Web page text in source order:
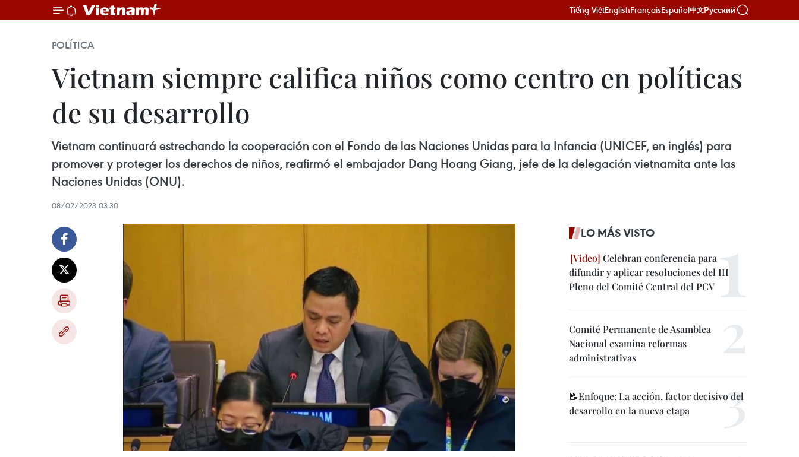
Tiếng ViệtEnglishFrançaisEspañol中文Русский
POLÍTICA
Vietnam siempre califica niños como centro en políticas
de su desarrollo
Vietnam continuará estrechando la cooperación con el Fondo de las Naciones Unidas para la Infancia (UNICEF, en inglés) para
promover y proteger los derechos de niños, reafirmó el embajador Dang Hoang Giang, jefe de la delegación vietnamita ante las
Naciones Unidas (ONU).
08/02/2023 03:30
LO MÁS VISTO
Celebran conferencia para
difundir y aplicar resoluciones del III
Pleno del Comité Central del PCV
Comité Permanente de Asamblea
Nacional examina reformas
administrativas
📝Enfoque: La acción, factor decisivo del
desarrollo en la nueva etapa